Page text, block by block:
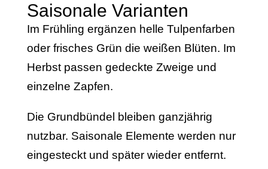
Saisonale Varianten
Im Frühling ergänzen helle Tulpenfarben
oder frisches Grün die weißen Blüten. Im
Herbst passen gedeckte Zweige und
einzelne Zapfen.
Die Grundbündel bleiben ganzjährig
nutzbar. Saisonale Elemente werden nur
eingesteckt und später wieder entfernt.